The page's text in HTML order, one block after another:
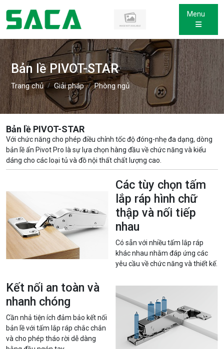
Menu
Bản lề PIVOT-STAR
Trang chủ Giải pháp Phòng ngủ
Bản lề PIVOT-STAR
Với chức năng cho phép điều chỉnh tốc độ đóng-nhẹ đa dạng, dòng
bản lề ẩn Pivot Pro là sự lựa chọn hàng đầu về chức năng và kiểu
dáng cho các loại tủ và đồ nội thất chất lượng cao.
Các tùy chọn tấm
lắp ráp hình chữ
thập và nối tiếp
nhau
Có sẵn với nhiều tấm lắp ráp
khác nhau nhằm đáp ứng các
yêu cầu về chức năng và thiết kế.
Kết nối an toàn và
nhanh chóng
Cần nhả tiện ích đảm bảo kết nối
bản lề với tấm lắp ráp chắc chắn
và cho phép tháo rời dễ dàng